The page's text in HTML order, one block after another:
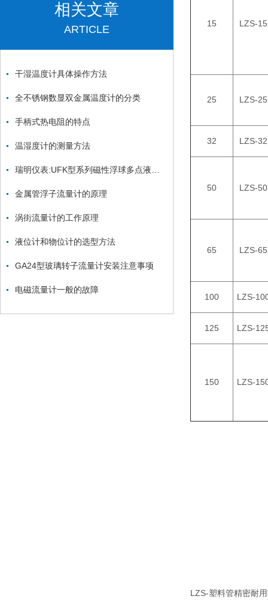
相关文章
ARTICLE
干湿温度计具体操作方法
全不锈钢数显双金属温度计的分类
手柄式热电阻的特点
温湿度计的测量方法
金属管浮子流量计的原理
涡街流量计的工作原理
液位计和物位计的选型方法
GA24型玻璃转子流量计安装注意事项
电磁流量计一般的故障
15 LZS-15
25 LZS-25
32 LZS-32
50 LZS-50
65 LZS-65
100 LZS-
125 LZS-
150 LZS-
LZS-塑料管精密耐